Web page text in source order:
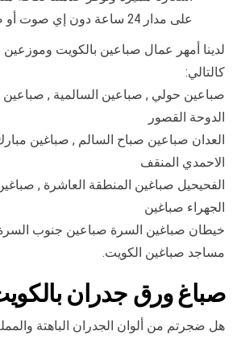
على مدار 24 ساعة دون إي صوت أو ضجيج
لدينا أمهر عمال صباعين بالكويت
كالتالي:
صباعين حولي , صباعين السالمية ,
الدوحة القصور
العدان صباعين صباح السالم , صباغين
الاحمدي المنقف
الفحيحيل صباغين المنطقة العاشرة ,
الجهراء صباغين
خيطان صباغين السرة صباعين جنوب
مساجد صباغين الكويت.
صباغ ورق جدران
هل ضجرتم من ألوان الجدران الباهتة